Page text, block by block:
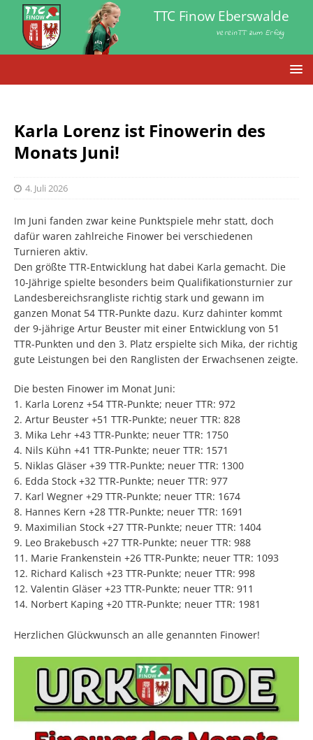
VereinTT zum Erfolg
TTC Finow Eberswalde
Karla Lorenz ist Finowerin des
Monats Juni!
4. Juli 2026
Im Juni fanden zwar keine Punktspiele mehr statt, doch
dafür waren zahlreiche Finower bei verschiedenen
Turnieren aktiv.
Den größte TTR-Entwicklung hat dabei Karla gemacht. Die
10-Jährige spielte besonders beim Qualifikationsturnier zur
Landesbereichsrangliste richtig stark und gewann im
ganzen Monat 54 TTR-Punkte dazu. Kurz dahinter kommt
der 9-jährige Artur Beuster mit einer Entwicklung von 51
TTR-Punkten und den 3. Platz erspielte sich Mika, der richtig
gute Leistungen bei den Ranglisten der Erwachsenen zeigte.
Die besten Finower im Monat Juni:
1. Karla Lorenz +54 TTR-Punkte; neuer TTR: 972
2. Artur Beuster +51 TTR-Punkte; neuer TTR: 828
3. Mika Lehr +43 TTR-Punkte; neuer TTR: 1750
4. Nils Kühn +41 TTR-Punkte; neuer TTR: 1571
5. Niklas Gläser +39 TTR-Punkte; neuer TTR: 1300
6. Edda Stock +32 TTR-Punkte; neuer TTR: 977
7. Karl Wegner +29 TTR-Punkte; neuer TTR: 1674
8. Hannes Kern +28 TTR-Punkte; neuer TTR: 1691
9. Maximilian Stock +27 TTR-Punkte; neuer TTR: 1404
9. Leo Brakebusch +27 TTR-Punkte; neuer TTR: 988
11. Marie Frankenstein +26 TTR-Punkte; neuer TTR: 1093
12. Richard Kalisch +23 TTR-Punkte; neuer TTR: 998
12. Valentin Gläser +23 TTR-Punkte; neuer TTR: 911
14. Norbert Kaping +20 TTR-Punkte; neuer TTR: 1981
Herzlichen Glückwunsch an alle genannten Finower!